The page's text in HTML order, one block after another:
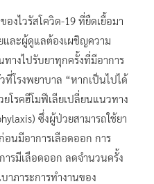
งไวรัสโควิด-19 ที่ยืดเยื้อมา
และผู้ดูแลต้องเผชิญความ
ทางไปรับยาทุกครั้งที่มีอาการ
ที่โรงพยาบาล “หากเป็นไปได้
โรคฮีโมฟีเลียเปลี่ยนแนวทาง
ซึ่งผู้ป่วยสามารถใช้ยา
อนมีอาการเลือดออก การ
รมีเลือดออก ลดจำนวนครั้ง
าภาระการทำงานของ